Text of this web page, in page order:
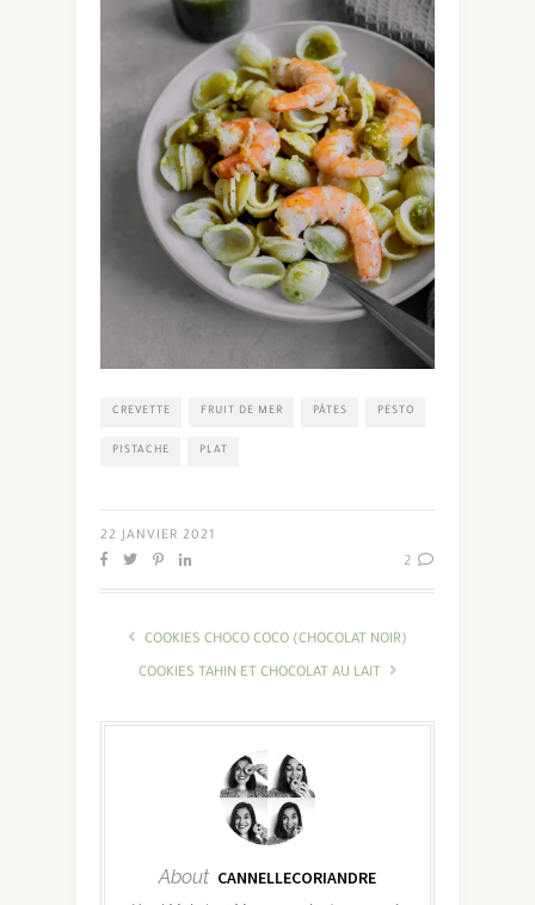
CREVETTE FRUIT DE MER PÂTES PESTO
PISTACHE PLAT
22 JANVIER 2021
2
COOKIES CHOCO COCO (CHOCOLAT NOIR)
COOKIES TAHIN ET CHOCOLAT AU LAIT
About CANNELLECORIANDRE